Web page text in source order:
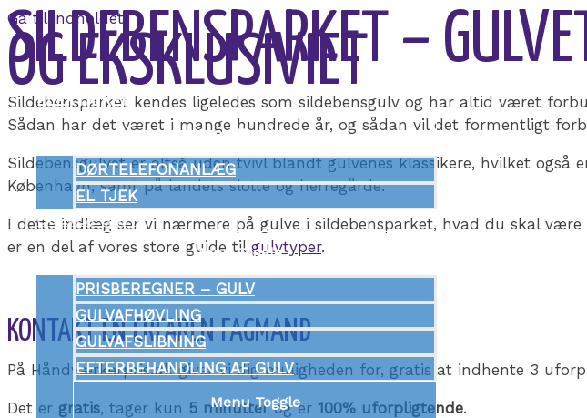
Gå til indholdet
ELEKTRIKER
Menu Toggle
DØRTELEFONANLÆG
EL TJEK
GULVLÆGGER
Menu Toggle
PRISBEREGNER – GULV
GULVAFHØVLING
GULVAFSLIBNING
EFTERBEHANDLING AF GULV
Menu Toggle
SILDEBENSPARKET –
OG EKSKLUSIVIET
Sildebensparket kendes ligeledes som sildebensgulv og har altid været
Sådan har det været i mange hundrede år, og sådan vil det formentligt
Sildebensgulvet er altså uden tvivl blandt gulvenes klassikere, hvilket
København, samt på landets slotte og herregårde.
I dette indlæg ser vi nærmere på gulve i sildebensparket, hvad du skal
er en del af vores store guide til gulvtyper.
KONTAKT EN ERFAREN FAGMAND
På Håndværkerpris.dk giver vi dig muligheden for, gratis at indhente 3
Det er gratis, tager kun 5 minutterog er 100% uforpligtende.